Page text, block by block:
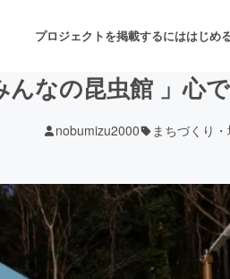
プロジェクトを掲載するにははじめ
音楽
ゲーム・サービス開発
なの昆虫館 」心
nobumizu2000 まちづくり